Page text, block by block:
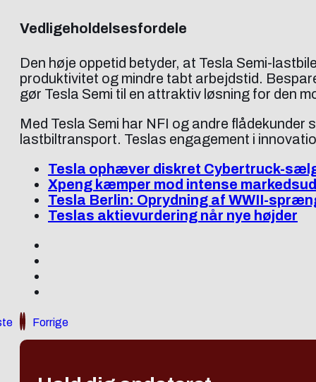
Vedligeholdelsesfordele
Den høje oppetid betyder, at Tesla Semi-
produktivitet og mindre tabt arbejdstid.
gør Tesla Semi til en attraktiv løsning for den
Med Tesla Semi har NFI og andre flådekunder
lastbiltransport. Teslas engagement i
Tesla ophæver diskret Cybertruck-
Xpeng kæmper mod intense
Tesla Berlin: Oprydning af WWII-
Teslas aktievurdering når nye højder
Forrige